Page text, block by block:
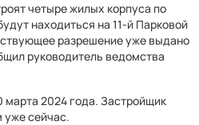
четыре жилых корпуса по
находиться на 11-й Парковой
разрешение уже выдано
руководитель ведомства
марта 2024 года. Застройщик
уже сейчас.